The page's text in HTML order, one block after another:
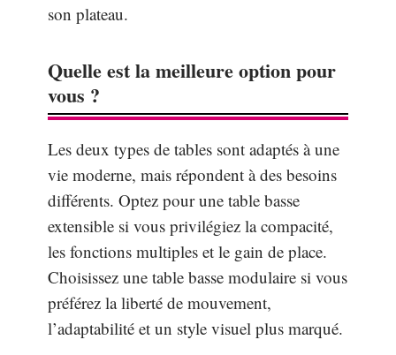
son plateau.
Quelle est la meilleure option pour
vous ?
Les deux types de tables sont adaptés à une
vie moderne, mais répondent à des besoins
différents. Optez pour une table basse
extensible si vous privilégiez la compacité,
les fonctions multiples et le gain de place.
Choisissez une table basse modulaire si vous
préférez la liberté de mouvement,
l’adaptabilité et un style visuel plus marqué.